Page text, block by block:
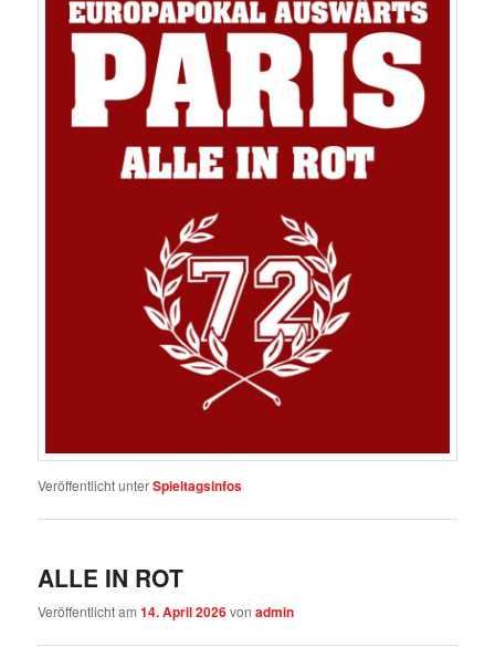
Veröffentlicht unterSpieltagsinfos
ALLE IN ROT
Veröffentlicht am14. April 2026vonadmin